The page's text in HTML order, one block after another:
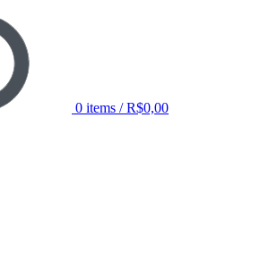
0 items / R$0,00